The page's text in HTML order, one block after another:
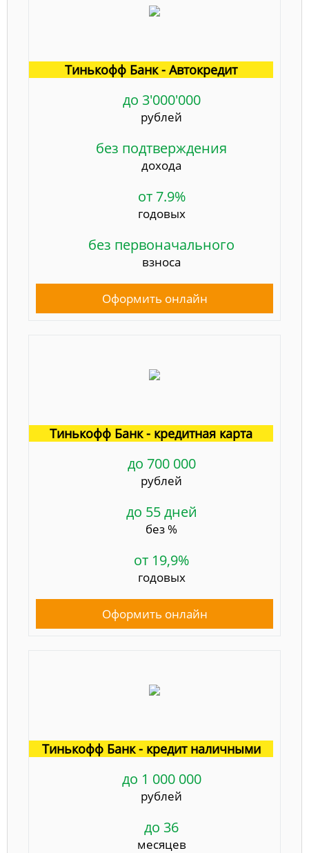
Тинькофф Банк - Автокредит
до 3'000'000
рублей
без подтверждения
дохода
от 7.9%
годовых
без первоначального
взноса
Оформить онлайн
Тинькофф Банк - кредитная карта
до 700 000
рублей
до 55 дней
без %
от 19,9%
годовых
Оформить онлайн
Тинькофф Банк - кредит наличными
до 1 000 000
рублей
до 36
месяцев